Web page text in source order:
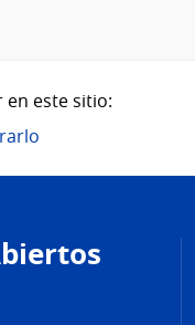
este sitio: